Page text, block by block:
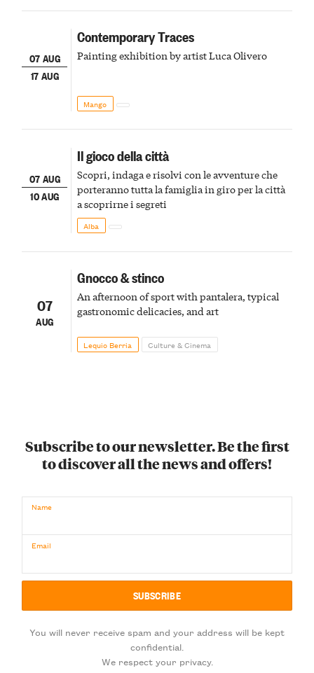
07 AUG
17 AUG
Contemporary Traces
Painting exhibition by artist Luca Olivero
Mango
07 AUG
10 AUG
Il gioco della città
Scopri, indaga e risolvi con le avventure che
porteranno tutta la famiglia in giro per la città
a scoprirne i segreti
Alba
07
AUG
Gnocco & stinco
An afternoon of sport with pantalera, typical
gastronomic delicacies, and art
Lequio Berria Culture & Cinema
Subscribe to our newsletter. Be the first
to discover all the news and offers!
Name
Email
You will never receive spam and your address will be kept
confidential.
We respect your privacy.